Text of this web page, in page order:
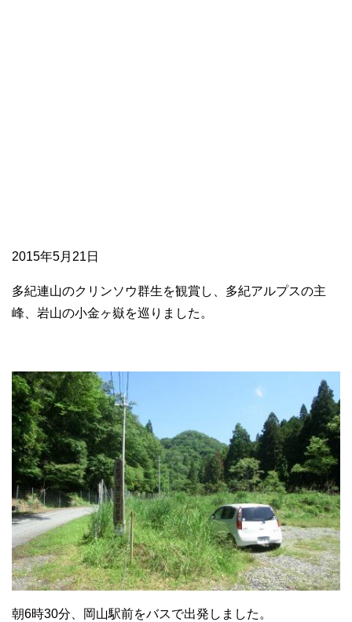
2015年5月21日
多紀連山のクリンソウ群生を観賞し、多紀アルプスの主
峰、岩山の小金ヶ嶽を巡りました。
朝6時30分、岡山駅前をバスで出発しました。